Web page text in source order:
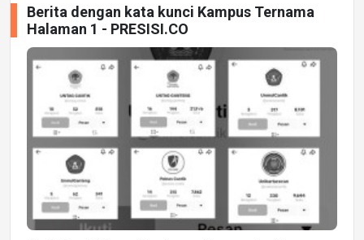
Berita dengan kata kunci Kampus Ternama
Halaman 1 - PRESISI.CO